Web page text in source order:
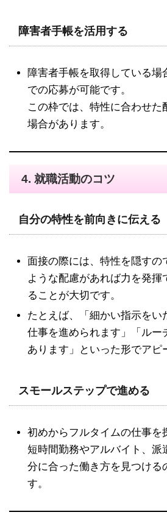
障害者手帳を活用する
障害者手帳を取得している場
での応募が可能です。
この枠では、特性に合わせた
場合があります。
4. 就職活動のコツ
自分の特性を前向きに伝える
面接の際には、特性を隠すの
ような配慮があれば力を発揮
ることが大切です。
たとえば、「細かい指示をい
仕事を進められます」「ルー
あります」といった形でアピ
スモールステップで進める
初めからフルタイムの仕事を
短時間勤務やアルバイト、派
分に合った働き方を見つける
す。